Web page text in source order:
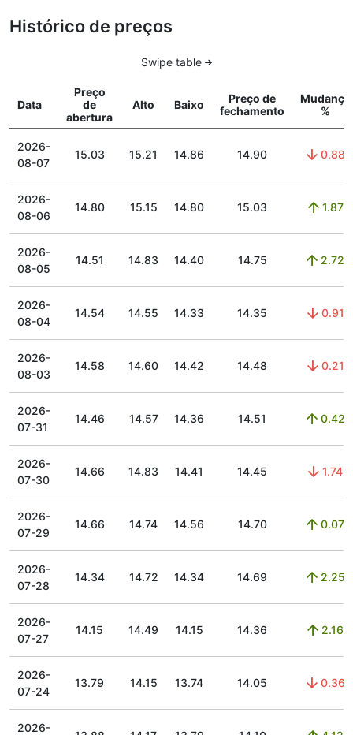
Histórico de preços
Swipe table
Data
Preço
de
abertura
Alto Baixo
Preço de
fechamento
Mudança
%
2026-
08-07
15.03 15.21 14.86 14.90 0.88
2026-
08-06
14.80 15.15 14.80 15.03 1.87
2026-
08-05
14.51 14.83 14.40 14.75 2.72
2026-
08-04
14.54 14.55 14.33 14.35 0.91
2026-
08-03
14.58 14.60 14.42 14.48 0.21
2026-
07-31
14.46 14.57 14.36 14.51 0.42
2026-
07-30
14.66 14.83 14.41 14.45 1.74
2026-
07-29
14.66 14.74 14.56 14.70 0.07
2026-
07-28
14.34 14.72 14.34 14.69 2.25
2026-
07-27
14.15 14.49 14.15 14.36 2.16
2026-
07-24
13.79 14.15 13.74 14.05 0.36
2026-